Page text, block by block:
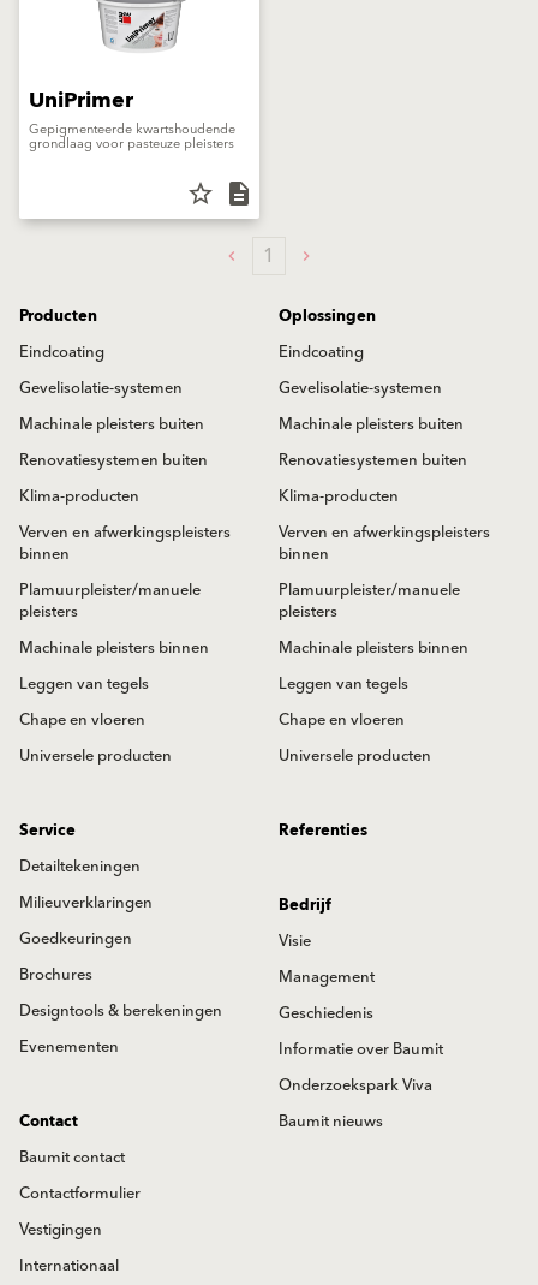
UniPrimer
Gepigmenteerde kwartshoudende
grondlaag voor pasteuze pleisters
star_border description
1
Producten
Eindcoating
Gevelisolatie-systemen
Machinale pleisters buiten
Renovatiesystemen buiten
Klima-producten
Verven en afwerkingspleisters
binnen
Plamuurpleister/manuele
pleisters
Machinale pleisters binnen
Leggen van tegels
Chape en vloeren
Universele producten
Oplossingen
Eindcoating
Gevelisolatie-systemen
Machinale pleisters buiten
Renovatiesystemen buiten
Klima-producten
Verven en afwerkingspleisters
binnen
Plamuurpleister/manuele
pleisters
Machinale pleisters binnen
Leggen van tegels
Chape en vloeren
Universele producten
Service
Detailtekeningen
Milieuverklaringen
Goedkeuringen
Brochures
Designtools & berekeningen
Evenementen
Referenties
Bedrijf
Visie
Management
Geschiedenis
Informatie over Baumit
Onderzoekspark Viva
Baumit nieuws
Contact
Baumit contact
Contactformulier
Vestigingen
Internationaal